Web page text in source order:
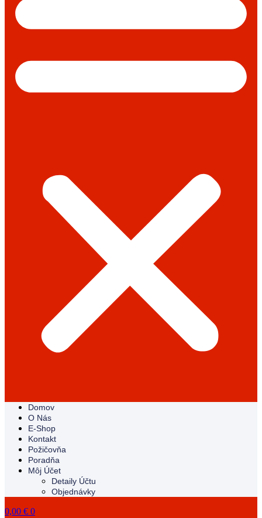
Domov
O Nás
E-Shop
Kontakt
Požičovňa
Poradňa
Môj Účet
Detaily Účtu
Objednávky
0,00 € 0